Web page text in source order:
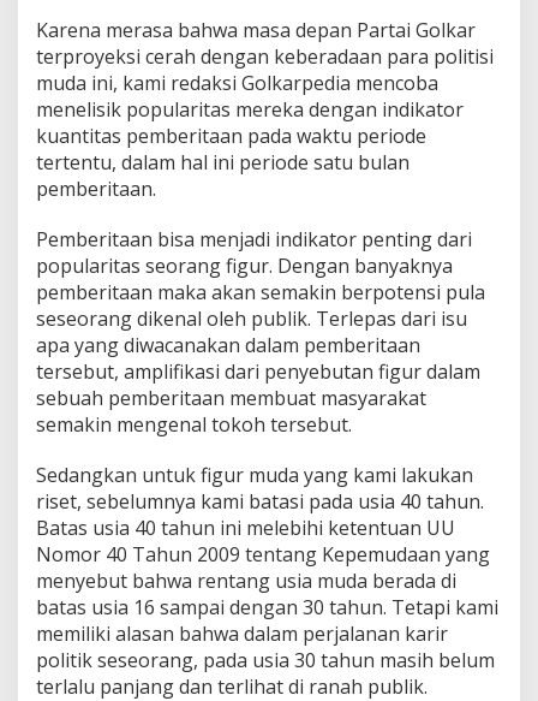
e
r
s
i
G
o
l
p
e
d
?
Karena merasa bahwa masa depan Partai Golkar
terproyeksi cerah dengan keberadaan para politisi
muda ini, kami redaksi Golkarpedia mencoba
menelisik popularitas mereka dengan indikator
kuantitas pemberitaan pada waktu periode
tertentu, dalam hal ini periode satu bulan
pemberitaan.
Pemberitaan bisa menjadi indikator penting dari
popularitas seorang figur. Dengan banyaknya
pemberitaan maka akan semakin berpotensi pula
seseorang dikenal oleh publik. Terlepas dari isu
apa yang diwacanakan dalam pemberitaan
tersebut, amplifikasi dari penyebutan figur dalam
sebuah pemberitaan membuat masyarakat
semakin mengenal tokoh tersebut.
Sedangkan untuk figur muda yang kami lakukan
riset, sebelumnya kami batasi pada usia 40 tahun.
Batas usia 40 tahun ini melebihi ketentuan UU
Nomor 40 Tahun 2009 tentang Kepemudaan yang
menyebut bahwa rentang usia muda berada di
batas usia 16 sampai dengan 30 tahun. Tetapi kami
memiliki alasan bahwa dalam perjalanan karir
politik seseorang, pada usia 30 tahun masih belum
terlalu panjang dan terlihat di ranah publik.